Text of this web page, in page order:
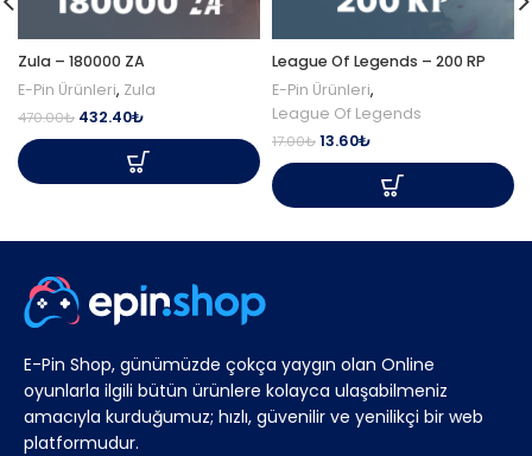
Zula – 180000 ZA
E-Pin Ürünleri, Zula
470.00₺ 432.40₺
League Of Legends – 200 RP
E-Pin Ürünleri,
League Of Legends
17.00₺13.60₺
E-Pin Shop, günümüzde çokça yaygın olan Online
oyunlarla ilgili bütün ürünlere kolayca ulaşabilmeniz
amacıyla kurduğumuz; hızlı, güvenilir ve yenilikçi bir web
platformudur.